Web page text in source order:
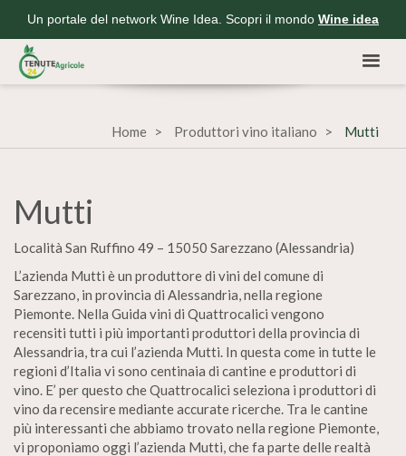
Un portale del network Wine Idea. Scopri il mondo Wine idea
Home Produttori vino italiano Mutti
Mutti
Località San Ruffino 49 – 15050 Sarezzano (Alessandria)
L’azienda Mutti è un produttore di vini del comune di
Sarezzano, in provincia di Alessandria, nella regione
Piemonte. Nella Guida vini di Quattrocalici vengono
recensiti tutti i più importanti produttori della provincia di
Alessandria, tra cui l’azienda Mutti. In questa come in tutte le
regioni d’Italia vi sono centinaia di cantine e produttori di
vino. E’ per questo che Quattrocalici seleziona i produttori di
vino da recensire mediante accurate ricerche. Tra le cantine
più interessanti che abbiamo trovato nella regione Piemonte,
vi proponiamo oggi l’azienda Mutti, che fa parte delle realtà